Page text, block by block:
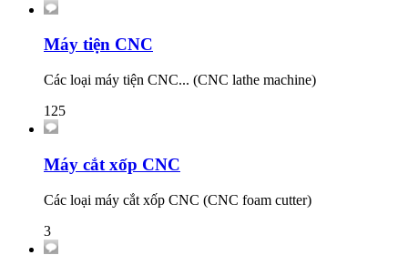
Máy tiện CNC
Các loại máy tiện CNC... (CNC lathe machine)
125
Máy cắt xốp CNC
Các loại máy cắt xốp CNC (CNC foam cutter)
3